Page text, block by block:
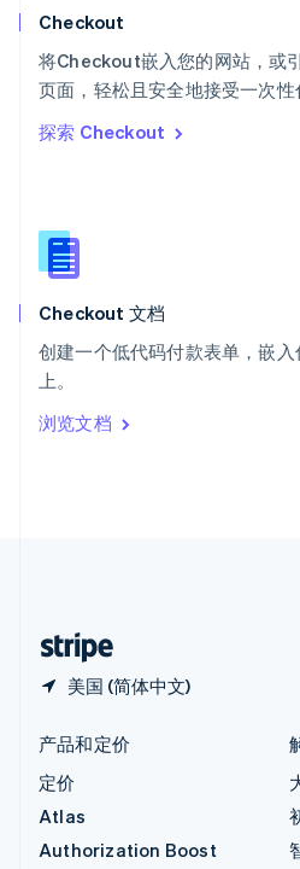
Checkout
将Checkout嵌入您的网站，或
页面，轻松且安全地接受一次性
探索 Checkout
Checkout 文档
创建一个低代码付款表单，嵌
上。
浏览文档
美国 (简体中文)
斯洛文尼亚
泰国
ไทยEnglish
English
English
新西兰
匈牙利
意大利
印度
English
产品和定价
定价
Atlas
Authorization Boost